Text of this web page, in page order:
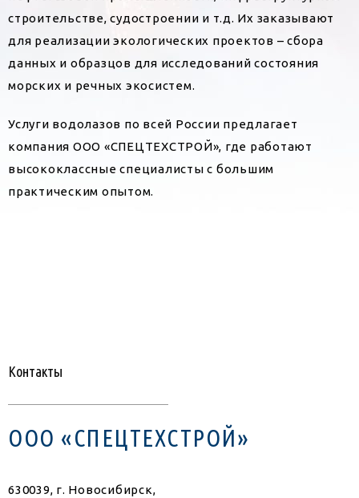
строительстве, судостроении и т.д. Их заказывают
для реализации экологических проектов – сбора
данных и образцов для исследований состояния
морских и речных экосистем.
Услуги водолазов по всей России предлагает
компания ООО «СПЕЦТЕХСТРОЙ», где работают
высококлассные специалисты с большим
практическим опытом.
Контакты
ООО «СПЕЦТЕХСТРОЙ»
630039, г. Новосибирск,